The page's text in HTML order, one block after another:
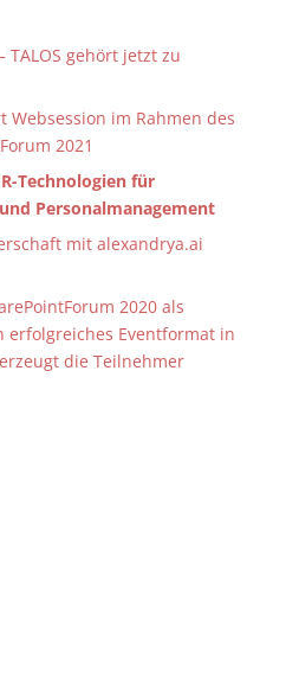
TALOS gehört jetzt zu
Websession im Rahmen des
2021
Technologien für
Personalmanagement
mit alexandrya.ai
2020 als
erfolgreiches Eventformat in
die Teilnehmer